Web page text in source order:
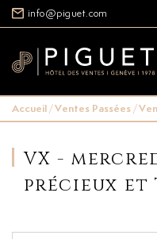
info@piguet.com
Accueil/Ventes Passées/
VX -
précieux et